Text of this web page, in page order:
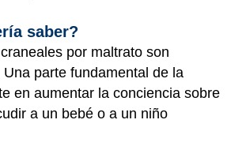
saber?
por maltrato son
parte fundamental de la
en aumentar la conciencia sobre
a un bebé o a un niño